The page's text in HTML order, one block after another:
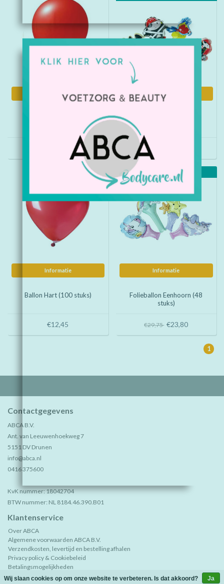
Informatie Informatie
€29,75
Informatie
Ballon Hart (100 stuks)
€12,45
Aanbieding
Informatie
Folieballon Eenhoorn (48
stuks)
€29,75 €23,80
1
Contactgegevens
ABCA B.V.
Ant. van Leeuwenhoekweg 7
5151 DV Drunen
info@abca.nl
0416 375600
KvK nummer: 18042704
BTW nummer: NL 8184.46.390.B01
Klantenservice
Over ABCA
Algemene voorwaarden ABCA B.V.
Verzendkosten, levertijd en bestelling afhalen
Privacy policy & Cookiebeleid
Betalingsmogelijkheden
Retourneren
Wij slaan cookies op om onze website te verbeteren. Is dat akkoord? Ja